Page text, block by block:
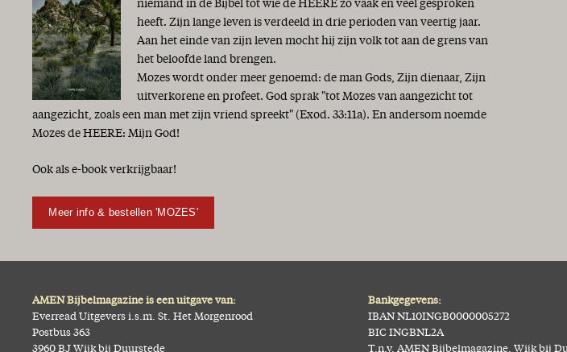
niemand in de Bijbel tot wie de HEERE zo vaak en veel gesproken
heeft. Zijn lange leven is verdeeld in drie perioden van veertig jaar.
Aan het einde van zijn leven mocht hij zijn volk tot aan de grens van
het beloofde land brengen.
Mozes wordt onder meer genoemd: de man Gods, Zijn dienaar, Zijn
uitverkorene en profeet. God sprak "tot Mozes van aangezicht tot
aangezicht, zoals een man met zijn vriend spreekt" (Exod. 33:11a). En andersom noemde
Mozes de HEERE: Mijn God!
Ook als e-book verkrijgbaar!
Meer info & bestellen 'MOZES'
AMEN Bijbelmagazine is een uitgave van:
Everread Uitgevers i.s.m. St. Het Morgenrood
Postbus 363
3960 BJ Wijk bij Duurstede
Bankgegevens:
IBAN NL10INGB0000005272
BIC INGBNL2A
T.n.v. AMEN Bijbelmagazine, Wijk bij